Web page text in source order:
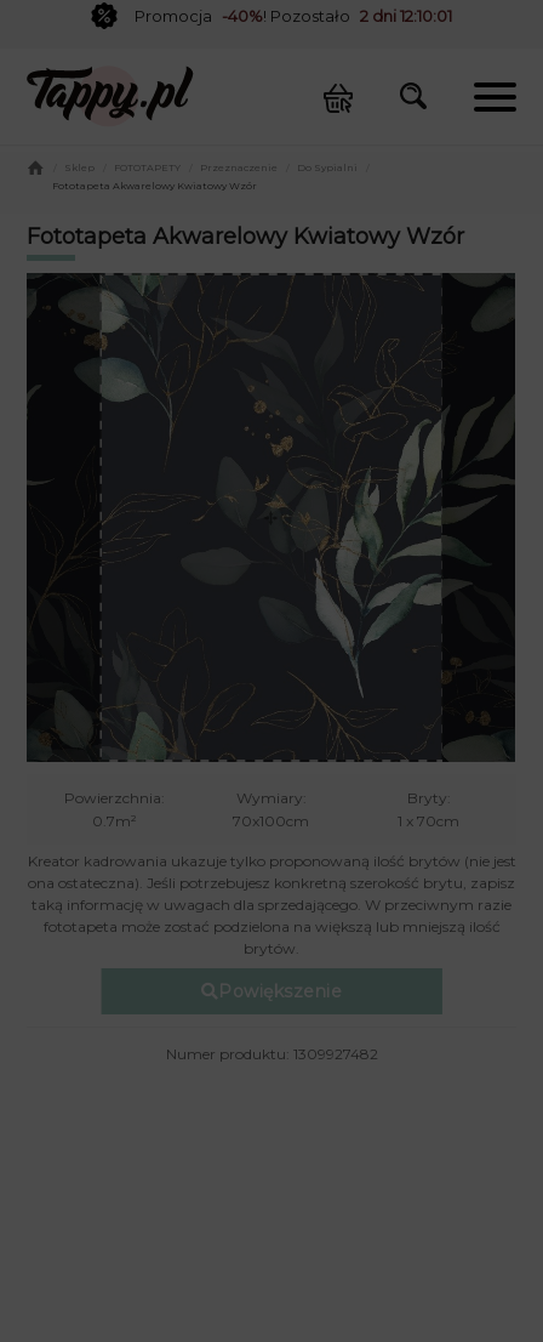
Promocja -40%! Pozostało 2 dni 12:10:01
Sklep FOTOTAPETY Przeznaczenie Do Sypialni
Fototapeta Akwarelowy Kwiatowy Wzór
Fototapeta Akwarelowy Kwiatowy Wzór
Powierzchnia:
0.7m²
Wymiary:
70x100cm
Bryty:
1 x 70cm
Kreator kadrowania ukazuje tylko proponowaną ilość brytów (nie jest
ona ostateczna). Jeśli potrzebujesz konkretną szerokość brytu, zapisz
taką informację w uwagach dla sprzedającego. W przeciwnym razie
fototapeta może zostać podzielona na większą lub mniejszą ilość
brytów.
Powiększenie
Numer produktu: 1309927482